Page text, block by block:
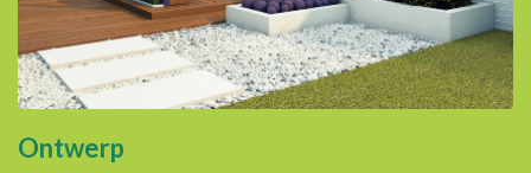
Ontwerp